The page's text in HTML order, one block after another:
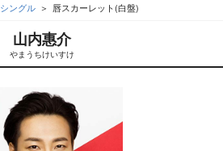
シングル 唇スカーレット(白盤)
山内惠介
まうちけいすけ